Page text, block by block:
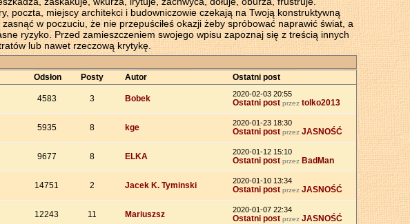
poczta, miejscy architekci i budowniczowie czekają na Twoją konstruktywną
w poczuciu, że nie przepuściłeś okazji żeby spróbować naprawić świat, a
ryzyko. Przed zamieszczeniem swojego wpisu zapoznaj się z treścią innych
lub nawet rzeczową krytykę.
Odsłon Posty Autor Ostatni post
4583 3 Bobek 2020-02-03 20:55
Ostatni post przez tolko2013
5935 8 kge 2020-01-23 18:30
Ostatni post przez JASNOŚĆ
9677 8 ELKA 2020-01-12 15:10
Ostatni post przez BadMan
14751 2 Jacek K. Tyminski 2020-01-10 13:34
Ostatni post przez JASNOŚĆ
12243 11 Mariuszsz 2020-01-07 22:34
Ostatni post przez JASNOŚĆ